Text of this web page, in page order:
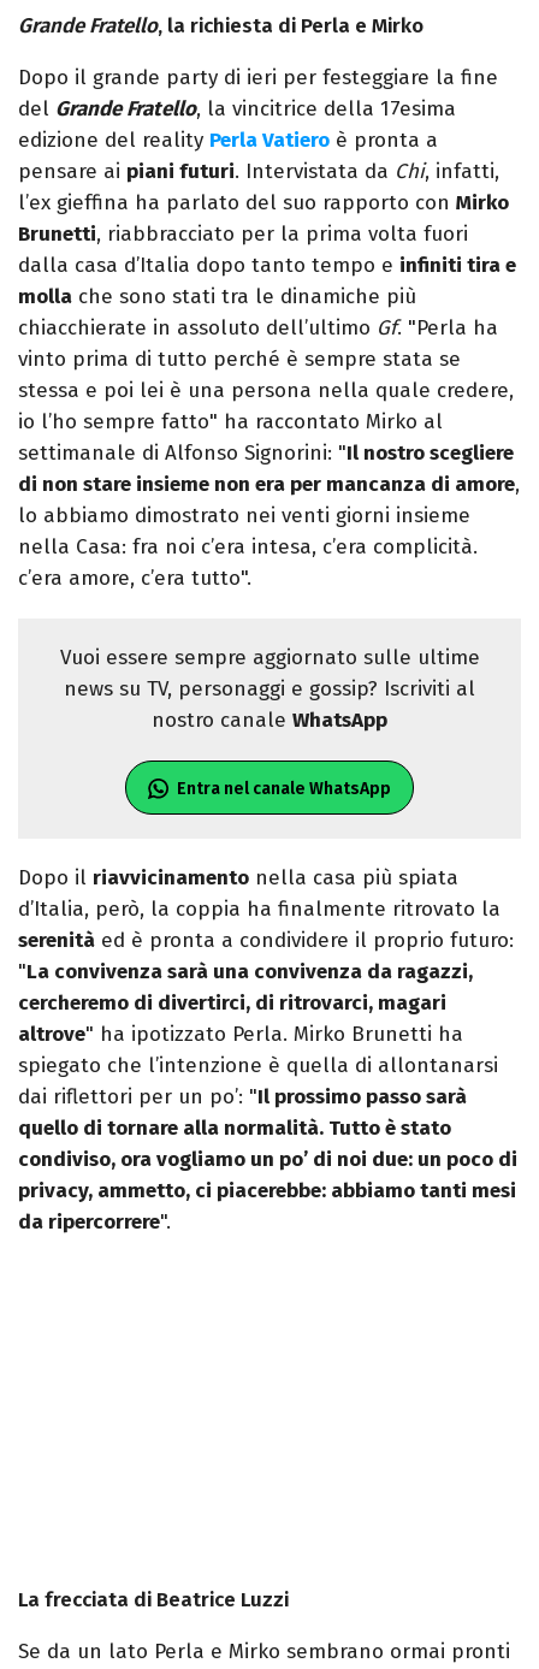
Grande Fratello, la richiesta di Perla e Mirko
Dopo il grande party di ieri per festeggiare la fine
del Grande Fratello, la vincitrice della 17esima
edizione del reality Perla Vatiero è pronta a
pensare ai piani futuri. Intervistata da Chi, infatti,
l’ex gieffina ha parlato del suo rapporto con Mirko
Brunetti, riabbracciato per la prima volta fuori
dalla casa d’Italia dopo tanto tempo e infiniti tira e
molla che sono stati tra le dinamiche più
chiacchierate in assoluto dell’ultimo Gf. "Perla ha
vinto prima di tutto perché è sempre stata se
stessa e poi lei è una persona nella quale credere,
io l’ho sempre fatto" ha raccontato Mirko al
settimanale di Alfonso Signorini: "Il nostro scegliere
di non stare insieme non era per mancanza di amore,
lo abbiamo dimostrato nei venti giorni insieme
nella Casa: fra noi c’era intesa, c’era complicità.
c’era amore, c’era tutto".
Vuoi essere sempre aggiornato sulle ultime
news su TV, personaggi e gossip? Iscriviti al
nostro canale WhatsApp
Entra nel canale WhatsApp
Dopo il riavvicinamento nella casa più spiata
d’Italia, però, la coppia ha finalmente ritrovato la
serenità ed è pronta a condividere il proprio futuro:
"La convivenza sarà una convivenza da ragazzi,
cercheremo di divertirci, di ritrovarci, magari
altrove" ha ipotizzato Perla. Mirko Brunetti ha
spiegato che l’intenzione è quella di allontanarsi
dai riflettori per un po’: "Il prossimo passo sarà
quello di tornare alla normalità. Tutto è stato
condiviso, ora vogliamo un po’ di noi due: un poco di
privacy, ammetto, ci piacerebbe: abbiamo tanti mesi
da ripercorrere".
La frecciata di Beatrice Luzzi
Se da un lato Perla e Mirko sembrano ormai pronti